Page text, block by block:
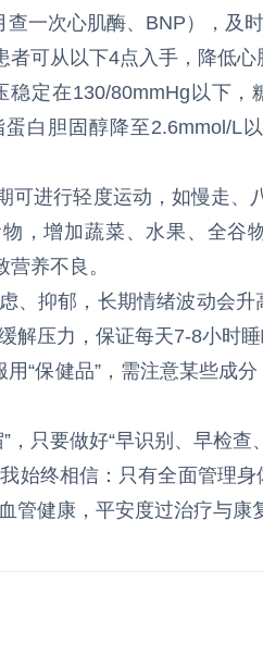
一次心肌酶、BNP），及
可从以下4点入手，降低心
定在130/80mmHg以下
白胆固醇降至2.6mmol/L
可进行轻度运动，如慢走、
，增加蔬菜、水果、全谷
养不良。
、抑郁，长期情绪波动会
解压力，保证每天7-8小时睡
保健品”，需注意某些成分
只要做好“早识别、早检查
始终相信：只有全面管理
管健康，平安度过治疗与康